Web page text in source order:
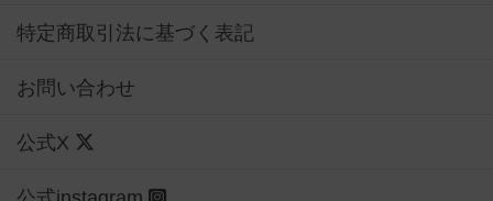
特定商取引法に基づく表記
お問い合わせ
公式X